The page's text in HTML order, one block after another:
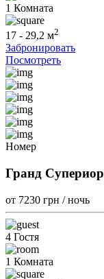
1 Комната
17 - 29,2 м2
Забронировать
Посмотреть
Номер
Гранд Супериор
от 7230 грн / ночь
4 Гостя
1 Комната